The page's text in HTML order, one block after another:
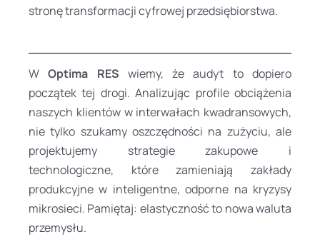
stronę transformacji cyfrowej przedsiębiorstwa.
WOptima RES wiemy, że audyt to dopiero
początek tej drogi. Analizując profile obciążenia
naszych klientów w interwałach kwadransowych,
nie tylko szukamy oszczędności na zużyciu, ale
projektujemy strategie zakupowe i
technologiczne, które zamieniają zakłady
produkcyjne w inteligentne, odporne na kryzysy
mikrosieci. Pamiętaj: elastyczność to nowa waluta
przemysłu.